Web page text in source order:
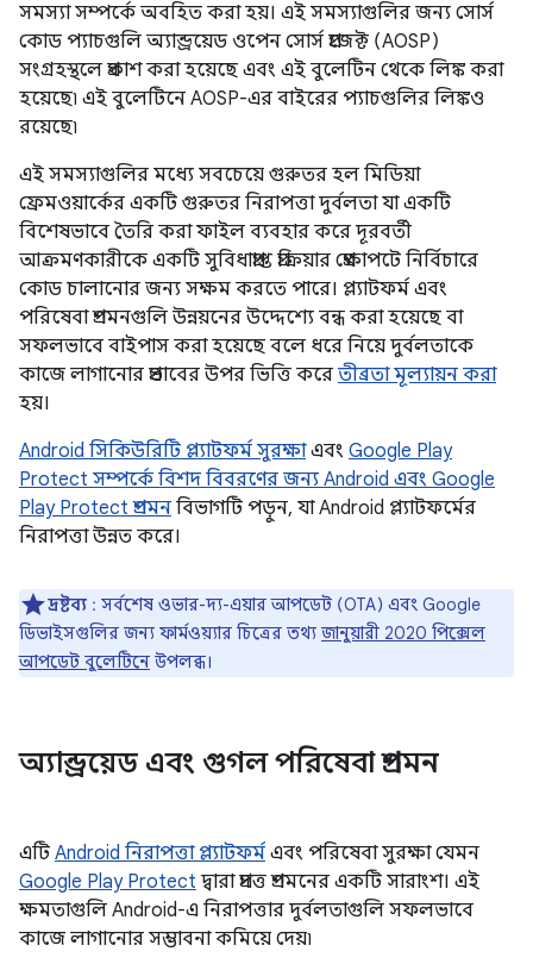
সমস্যা সম্পর্কে অবহিত করা হয়। এই সমস্যাগুলির জন্য সোর্স
কোড প্যাচগুলি অ্যান্ড্রয়েড ওপেন সোর্স প্রজেক্ট (AOSP)
সংগ্রহস্থলে প্রকাশ করা হয়েছে এবং এই বুলেটিন থেকে লিঙ্ক করা
হয়েছে৷ এই বুলেটিনে AOSP-এর বাইরের প্যাচগুলির লিঙ্কও
রয়েছে৷
এই সমস্যাগুলির মধ্যে সবচেয়ে গুরুতর হল মিডিয়া
ফ্রেমওয়ার্কের একটি গুরুতর নিরাপত্তা দুর্বলতা যা একটি
বিশেষভাবে তৈরি করা ফাইল ব্যবহার করে দূরবর্তী
আক্রমণকারীকে একটি সুবিধাপ্রাপ্ত প্রক্রিয়ার প্রেক্ষাপটে নির্বিচারে
কোড চালানোর জন্য সক্ষম করতে পারে। প্ল্যাটফর্ম এবং
পরিষেবা প্রশমনগুলি উন্নয়নের উদ্দেশ্যে বন্ধ করা হয়েছে বা
সফলভাবে বাইপাস করা হয়েছে বলে ধরে নিয়ে দুর্বলতাকে
কাজে লাগানোর প্রভাবের উপর ভিত্তি করে তীব্রতা মূল্যায়ন করা
হয়।
Android সিকিউরিটি প্ল্যাটফর্ম সুরক্ষাএবং Google Play
Protect সম্পর্কে বিশদ বিবরণের জন্য Android এবং Google
Play Protect প্রশমন বিভাগটি পড়ুন, যা Android প্ল্যাটফর্মের
নিরাপত্তা উন্নত করে।
দ্রষ্টব্য : সর্বশেষ ওভার-দ্য-এয়ার আপডেট (OTA) এবং Google
ডিভাইসগুলির জন্য ফার্মওয়্যার চিত্রের তথ্য জানুয়ারী 2020 পিক্সেল
আপডেট বুলেটিনে উপলব্ধ।
অ্যান্ড্রয়েড এবং গুগল পরিষেবা প্রশমন
এটি Android নিরাপত্তা প্ল্যাটফর্ম এবং পরিষেবা সুরক্ষা যেমন
Google Play Protect দ্বারা প্রদত্ত প্রশমনের একটি সারাংশ। এই
ক্ষমতাগুলি Android-এ নিরাপত্তার দুর্বলতাগুলি সফলভাবে
কাজে লাগানোর সম্ভাবনা কমিয়ে দেয়৷